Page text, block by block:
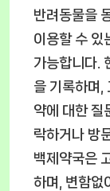
반려동물을
이용할 수 있
가능합니다.
을 기록하며,
약에 대한 질
락하거나 방
백제약국은
하며, 변함없